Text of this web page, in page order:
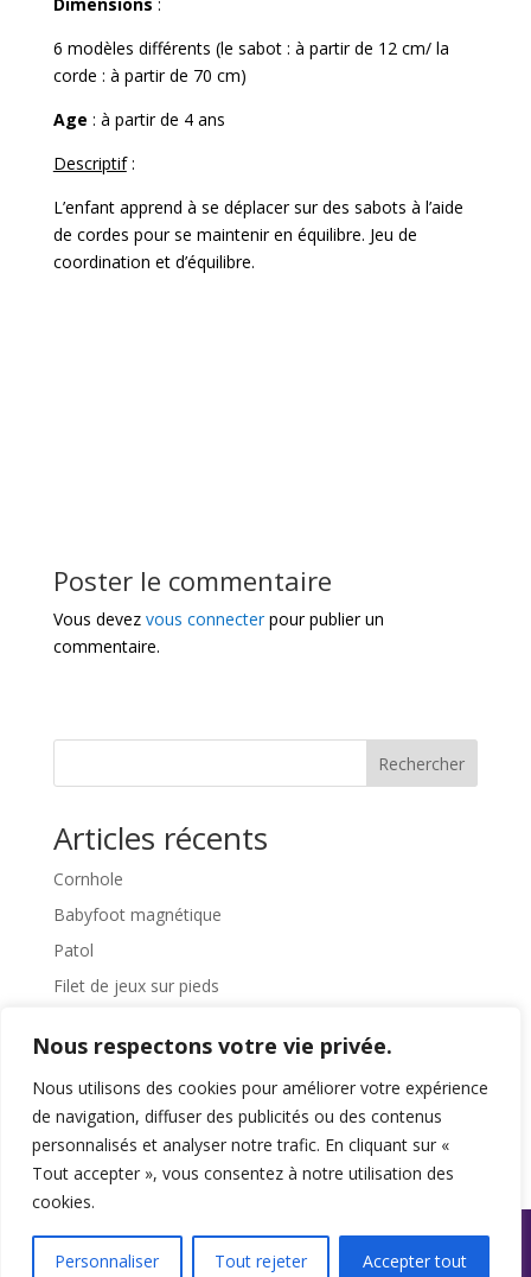
Nous respectons votre vie privée.
Nous utilisons des cookies pour améliorer votre expérience
de navigation, diffuser des publicités ou des contenus
personnalisés et analyser notre trafic. En cliquant sur «
Tout accepter », vous consentez à notre utilisation des
cookies.
Personnaliser Tout rejeter Accepter tout
6 modèles différents (le sabot : à partir de 12 cm/ la
corde : à partir de 70 cm)
Age : à partir de 4 ans
Descriptif:
L’enfant apprend à se déplacer sur des sabots à l’aide
de cordes pour se maintenir en équilibre. Jeu de
coordination et d’équilibre.
Poster le commentaire
Vous devez vous connecterpour publier un
commentaire.
Rechercher
Articles récents
Cornhole
Babyfoot magnétique
Patol
Filet de jeux sur pieds
Commentaires récents
Aucun commentaire à afficher.